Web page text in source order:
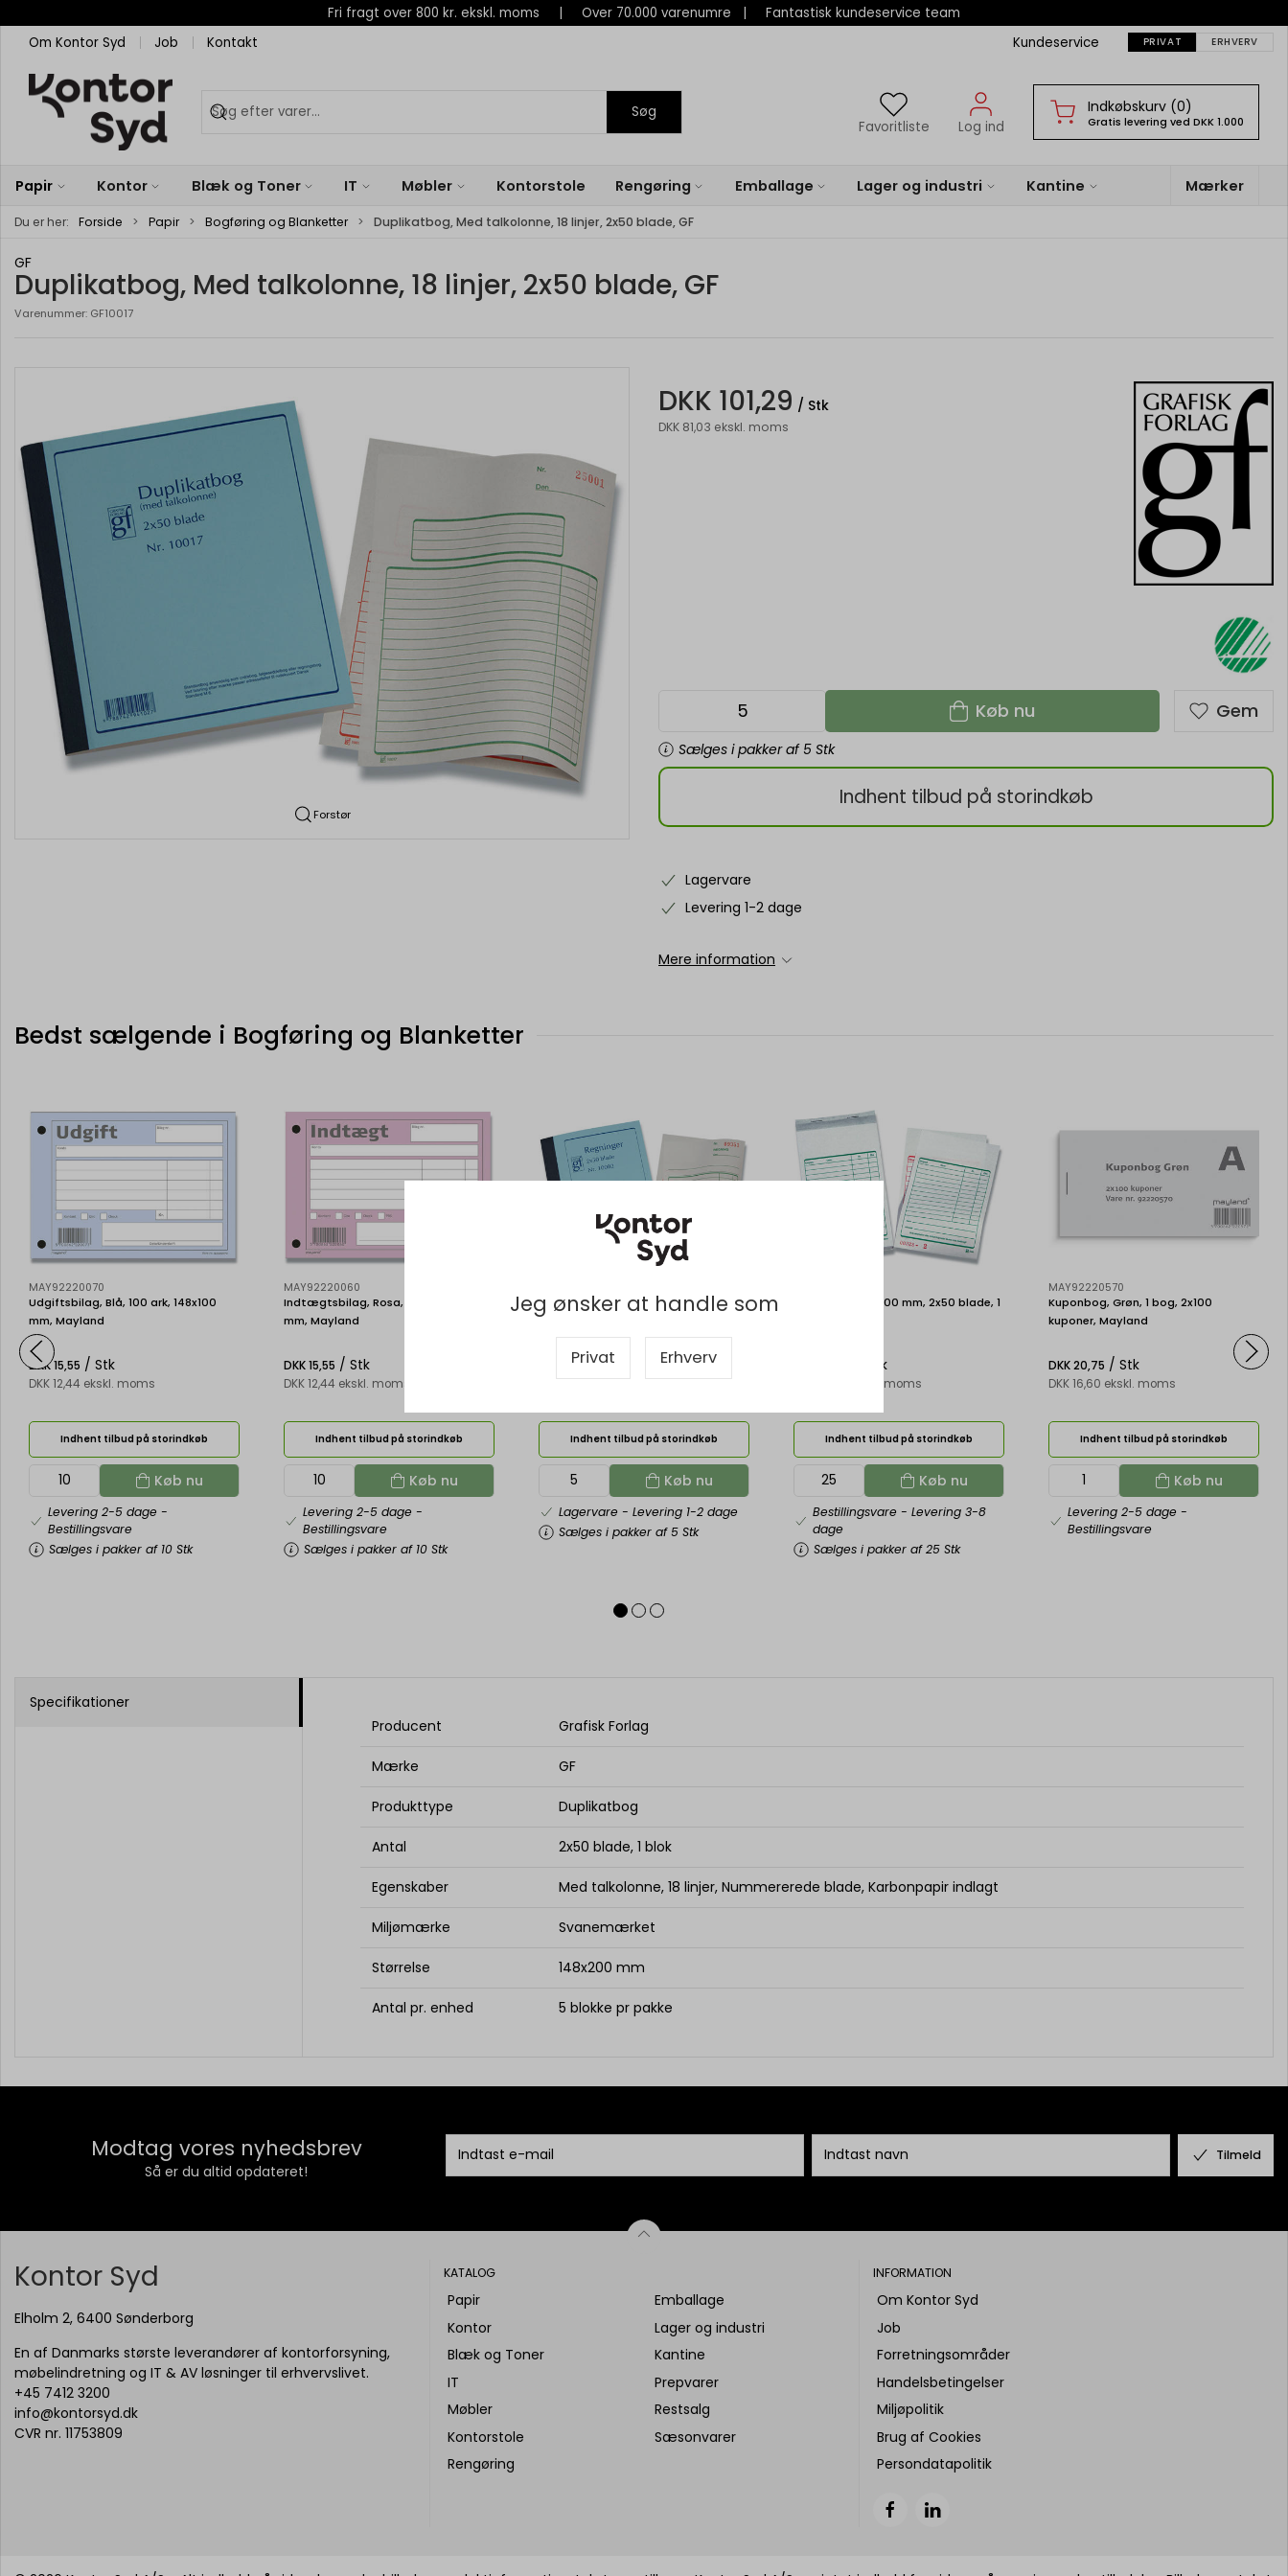
Fri fragt over 800 kr. ekskl. moms | Over 70.000 varenumre | Fantastisk kundeservice team
Om Kontor Syd
Job Kontakt Kundeservice PRIVAT ERHVERV
Søg
Favoritliste
Log ind
Indkøbskurv (0)
Gratis levering ved DKK 1.000
Papir Kontor Blæk og Toner IT Møbler Kontorstole Rengøring Emballage Lager og industri Kantine Mærker
Du er her: Forside Papir Bogføring og Blanketter Duplikatbog, Med talkolonne, 18 linjer, 2x50 blade, GF
Jeg ønsker at handle som
Privat Erhverv
GF
Duplikatbog, Med talkolonne, 18 linjer, 2x50 blade, GF
Varenummer: GF10017
Forstør
DKK 101,29 / Stk
DKK 81,03 ekskl. moms
Køb nu
Sælges i pakker af 5 Stk
Gem
Indhent tilbud på storindkøb
Lagervare
Levering 1-2 dage
Mere information
Bedst sælgende i Bogføring og Blanketter
MAY92220070
Udgiftsbilag, Blå, 100 ark, 148x100
mm, Mayland
DKK 15,55 / Stk
DKK 12,44 ekskl. moms
Indhent tilbud på storindkøb
Køb nu
Levering 2-5 dage-
Bestillingsvare
Sælges i pakker af 10 Stk
MAY92220060
Indtægtsbilag, Rosa, 100 ark, 148x100
mm, Mayland
DKK 15,55 / Stk
DKK 12,44 ekskl. moms
Indhent tilbud på storindkøb
Køb nu
Levering 2-5 dage-
Bestillingsvare
Sælges i pakker af 10 Stk
Regningsblok, 150x108 mm, 2x50
blade, Nummererede blade, GF
DKK 81,25/ Stk
DKK 65,00 ekskl. moms
Indhent tilbud på storindkøb
Køb nu
Lagervare - Levering 1-2 dage
Sælges i pakker af 5 Stk
Kasseblok, 160x100 mm, 2x50 blade, 1
/ Stk
DKK 32,34 ekskl. moms
Indhent tilbud på storindkøb
Køb nu
Bestillingsvare- Levering 3-8
dage
Sælges i pakker af 25 Stk
MAY92220570
Kuponbog, Grøn, 1 bog, 2x100
kuponer, Mayland
DKK 20,75 / Stk
DKK 16,60 ekskl. moms
Indhent tilbud på storindkøb
Køb nu
Levering 2-5 dage-
Bestillingsvare
Specifikationer
Producent
Grafisk Forlag
Mærke GF
Produkttype Duplikatbog
Antal 2x50 blade, 1 blok
Egenskaber Med talkolonne, 18 linjer, Nummererede blade, Karbonpapir indlagt
Miljømærke Svanemærket
Størrelse 148x200 mm
Antal pr. enhed 5 blokke pr pakke
Modtag vores nyhedsbrev
Så er du altid opdateret!
Tilmeld
Kontor Syd
Elholm 2, 6400 Sønderborg
En af Danmarks største leverandører af kontorforsyning,
møbelindretning og IT & AV løsninger til erhvervslivet.
+45 7412 3200
info@kontorsyd.dk
CVR nr. 11753809
KATALOG
Papir
Kontor
Blæk og Toner
IT
Møbler
Kontorstole
Rengøring
Emballage
Lager og industri
Kantine
Prepvarer
Restsalg
Sæsonvarer
INFORMATION
Om Kontor Syd
Job
Forretningsområder
Handelsbetingelser
Miljøpolitik
Brug af Cookies
Persondatapolitik